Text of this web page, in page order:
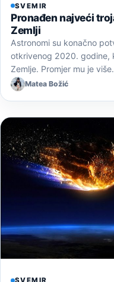
SVEMIR
Pronađen najveći
Zemlji
Astronomi su konačno
otkrivenog 2020. godine,
Zemlje. Promjer mu je
Matea Božić
SVEMIR